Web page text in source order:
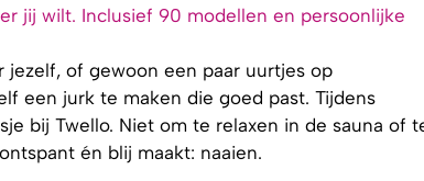
jij wilt. Inclusief 90 modellen en persoonlijke
of gewoon een paar uurtjes op
een jurk te maken die goed past. Tijdens
bij Twello. Niet om te relaxen in de sauna of
én blij maakt: naaien.